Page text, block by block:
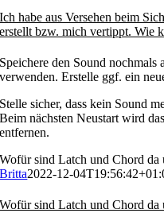
Ich habe aus Versehen beim
erstellt bzw. mich vertippt. Wie
Speichere den Sound nochmals
verwenden. Erstelle ggf. ein
Stelle sicher, dass kein Sound
Beim nächsten Neustart wird
entfernen.
Wofür sind Latch und Chord da
Britta2022-12-
Wofür sind Latch und Chord da